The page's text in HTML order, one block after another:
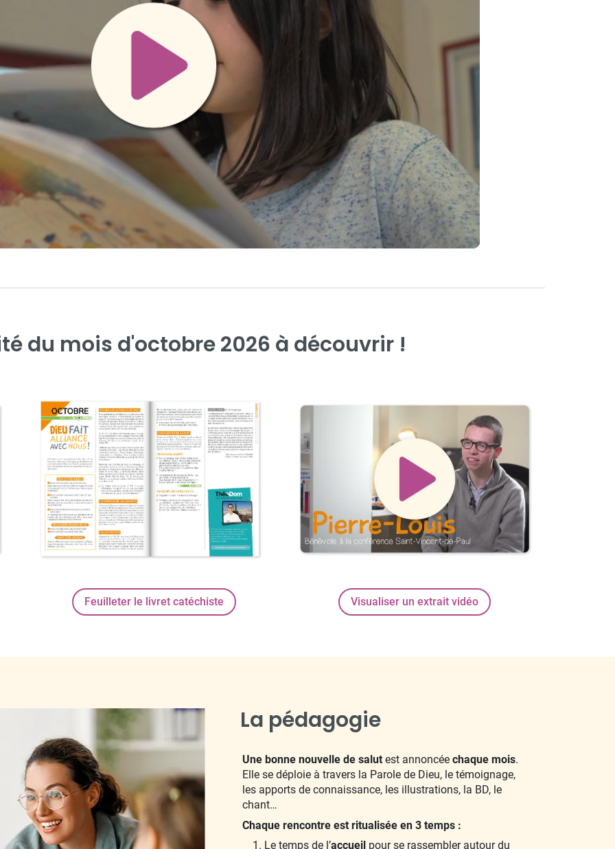
du mois d'octobre 2026 à découvrir !​
Feuilleter le livret catéchiste Visualiser un extrait vidéo
La pédagogie
Une bonne nouvelle de salut est annoncée chaque mois.
Elle se déploie à travers la Parole de Dieu, le témoignage,
les apports de connaissance, les illustrations, la BD, le
chant…
Chaque rencontre est ritualisée en 3 temps :
Le temps de l’accueil pour se rassembler autour du